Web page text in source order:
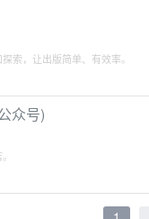
索，让出版简单、有效率。
众号)